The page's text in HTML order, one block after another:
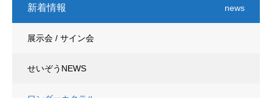
新着情報 news
展示会 / サイン会
せいぞうNEWS